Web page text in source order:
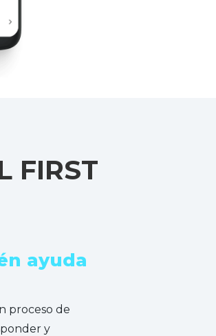
FIRST
ayuda
proceso de
y